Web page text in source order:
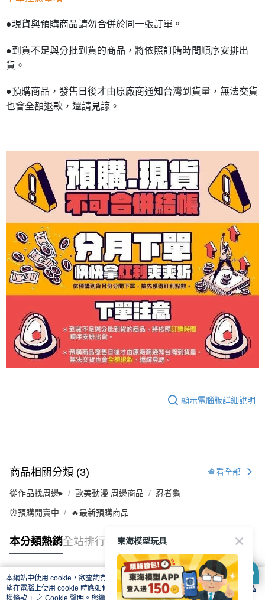
●現貨與預購商品請勿合併於同一張訂單。
●到貨不足與分批到貨的商品，將依照訂購時間順序安排出
貨。
●預購商品，發售日後才由原廠商通知台灣到貨量，無法交貨
也會全額退款，還請見諒。
顯示電腦版詳細說明
商品相關分類 (3) 查看全部
從作品找周邊▸ 歐美動漫 周邊商品 忍者龜
⏰預購開賣中 🔥最新預購商品
本分類熱銷全站排行
熱門標籤
本網站中使用 cookie，欲查詢有關本網站使用 cookie 方式之詳情，及若您不希
望在電腦上使用 cookie 時應如何變更電腦的 cookie 設定，請參閱本網站「
隱私
權條款 」之 Cookie 聲明。您繼續使用本網站即表示您同意本公司得按本網站使
東海模型玩具